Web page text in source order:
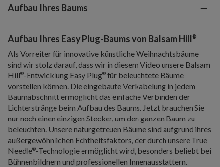
Aufbau Ihres Baums
Aufbau Ihres Easy Plug-Baums von Balsam Hill®
Als Vorreiter für innovative künstliche Weihnachtsbäume
sind wir stolz darauf, dass wir in diesem Video unsere Balsam
Hill®-Entwicklung Easy Plug® für beleuchtete Bäume
vorstellen können. Die eingebaute Verkabelung in jedem
Baumabschnitt ermöglicht das einfache Verbinden der
Lichterstränge beim Aufbau des Baums. Jetzt brauchen Sie
nur noch einen einzigen Stecker, um den ganzen Baum zu
beleuchten. Unsere naturgetreuen Bäume sind aufgrund ihres
außergewöhnlichen Echtheitsfaktors, der durch unsere True
Needle®-Technologie ermöglicht wird, besonders beliebt bei
Bühnenbildnern und professionellen Innenausstattern.